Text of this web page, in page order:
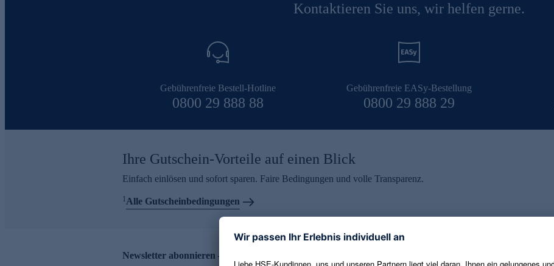
Kontaktieren Sie uns, wir helfen gerne.
Gebührenfreie Bestell-Hotline
0800 29 888 88
Gebührenfreie EASy-Bestellung
0800 29 888 29
Ihre Gutschein-Vorteile auf einen Blick
Einfach einlösen und sofort sparen. Faire Bedingungen und volle Transparenz.
1Alle Gutscheinbedingungen
Newsletter abonnieren – 10 € Gutschein erhalten